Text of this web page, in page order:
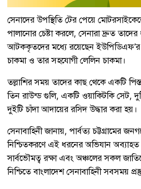
সেনাদের উপস্থিতি টের পেয়ে
পালানোর চেষ্টা করলে, সেনারা দ্রুত
আটককৃতদের মধ্যে রয়েছেন ইউপিডিএফ’র
চাকমা ও তার সহযোগী লেলিন চাকমা।
তল্লাশির সময় তাদের কাছ থেকে একটি
তিন রাউন্ড গুলি, একটি ওয়াকিটকি সেট,
দুইটি চাঁদা আদায়ের রসিদ উদ্ধার করা হয়।
সেনাবাহিনী জানায়, পার্বত্য চট্টগ্রামের
নিশ্চিতকরণে এই ধরনের অভিযান অব্যাহত
সার্বভৌমত্ব রক্ষা এবং অঞ্চলের সকল
নিশ্চিতে বাংলাদেশ সেনাবাহিনী সবসময়